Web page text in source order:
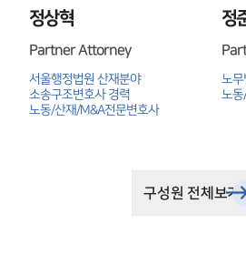
구성원 소
M&A전문변
언론보도
정상혁
Partner Attorney
서울행정법원 산재분야
소송구조변호사 경력
노동/산재/M&A전문변호사
정
노
노
구성원 전체보기